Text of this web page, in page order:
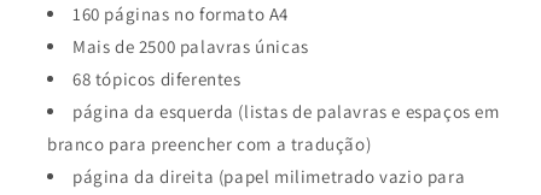
160 páginas no formato A4
Mais de 2500 palavras únicas
68 tópicos diferentes
página da esquerda (listas de palavras e espaços em
branco para preencher com a tradução)
página da direita (papel milimetrado vazio para